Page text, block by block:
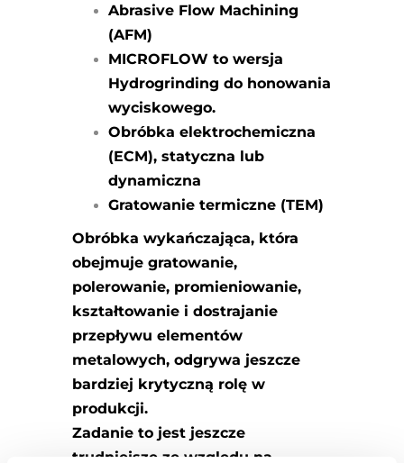
Abrasive Flow Machining
(AFM)
MICROFLOW to wersja
Hydrogrinding do honowania
wyciskowego.
Obróbka elektrochemiczna
(ECM), statyczna lub
dynamiczna
Gratowanie termiczne (TEM)
Obróbka wykańczająca, która
obejmuje gratowanie,
polerowanie, promieniowanie,
kształtowanie i dostrajanie
przepływu elementów
metalowych, odgrywa jeszcze
bardziej krytyczną rolę w
produkcji.
Zadanie to jest jeszcze
trudniejsze ze względu na